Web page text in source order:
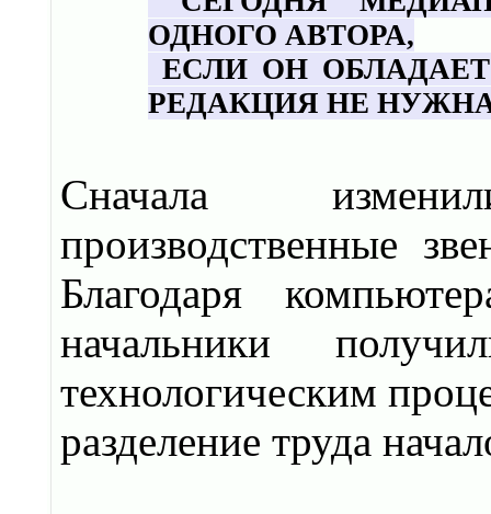
ОДНОГО АВТОРА,
ЕСЛИ ОН
РЕДАКЦИЯ НЕ
Сначала
производственные
Благодаря
начальники
технологическим
разделение труда